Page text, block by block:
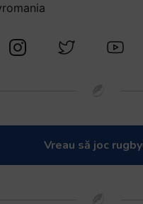
Vreau să joc rugby